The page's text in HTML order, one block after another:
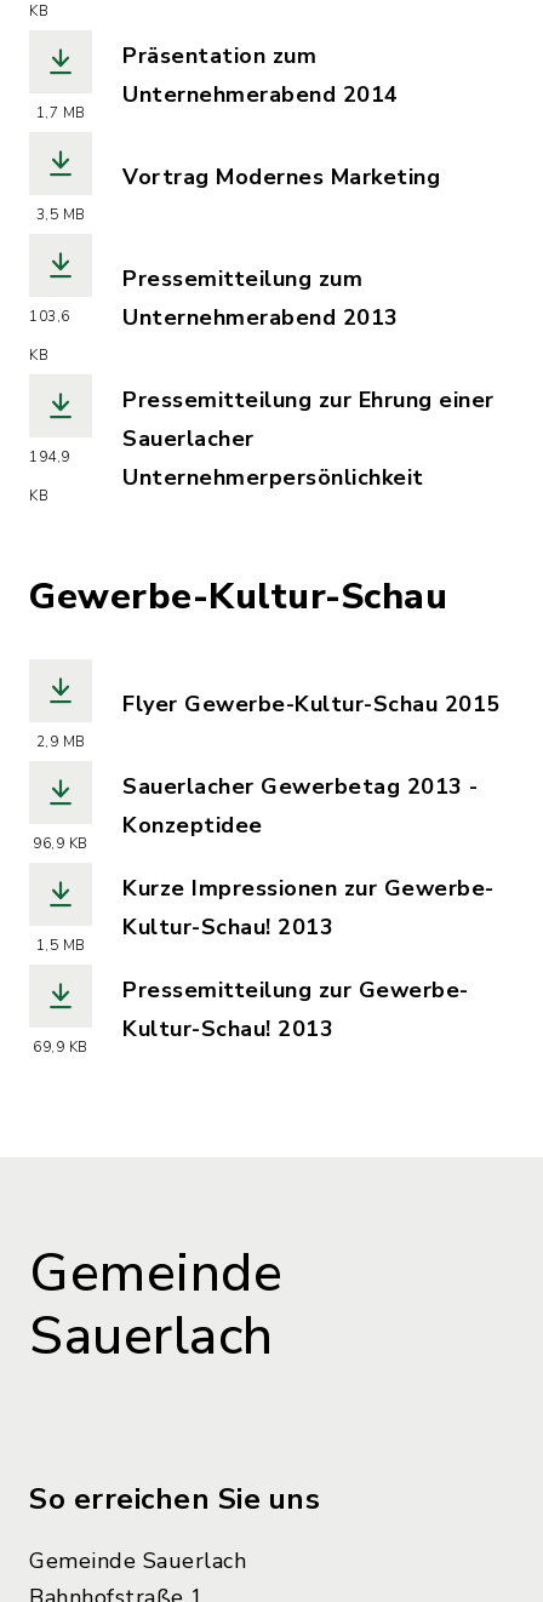
KB
1,7 MB
Präsentation zum
Unternehmerabend 2014
3,5 MB
Vortrag Modernes Marketing
103,6
KB
Pressemitteilung zum
Unternehmerabend 2013
194,9
KB
Pressemitteilung zur Ehrung einer
Sauerlacher
Unternehmerpersönlichkeit
Gewerbe-Kultur-Schau
2,9 MB
Flyer Gewerbe-Kultur-Schau 2015
96,9 KB
Sauerlacher Gewerbetag 2013 -
Konzeptidee
1,5 MB
Kurze Impressionen zur Gewerbe-
Kultur-Schau! 2013
69,9 KB
Pressemitteilung zur Gewerbe-
Kultur-Schau! 2013
Gemeinde
Sauerlach
So erreichen Sie uns
Gemeinde Sauerlach